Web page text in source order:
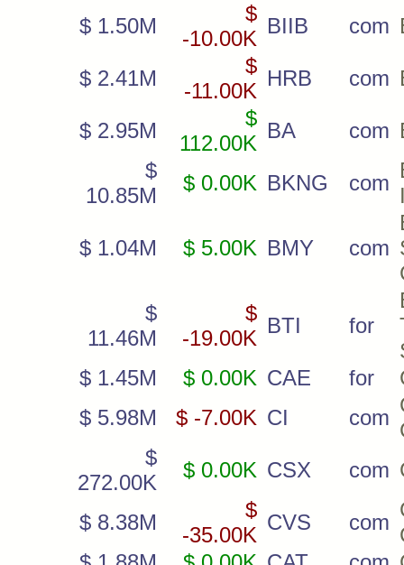
$ 1.50M
$
-10.00K
BIIB com
$ 2.41M
$
-11.00K
HRB com
$ 2.95M
$
112.00K
BA com
$
10.85M
$ 0.00K BKNG com
$ 1.04M $ 5.00K BMY com
$
11.46M
$
-19.00K
BTI for
$ 1.45M
$ 0.00K CAE for
$ 5.98M
$ -7.00K CI com
$
272.00K
$ 0.00K CSX com
$ 8.38M
$
-35.00K
CVS com